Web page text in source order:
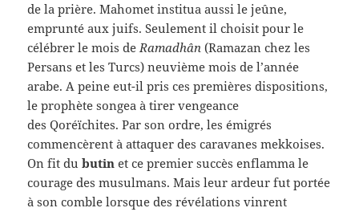
de la prière. Mahomet institua aussi le jeûne,
emprunté aux juifs. Seulement il choisit pour le
célébrer le mois deRamadhân (Ramazan chez les
Persans et les Turcs) neuvième mois de l’année
arabe. A peine eut-il pris ces premières dispositions,
le prophète songea à tirer vengeance
des Qoréïchites. Par son ordre, les émigrés
commencèrent à attaquer des caravanes mekkoises.
On fit dubutin et ce premier succès enflamma le
courage des musulmans. Mais leur ardeur fut portée
à son comble lorsque des révélations vinrent